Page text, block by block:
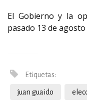
El Gobierno y la
pasado 13 de
Etiquetas:
juan guaido